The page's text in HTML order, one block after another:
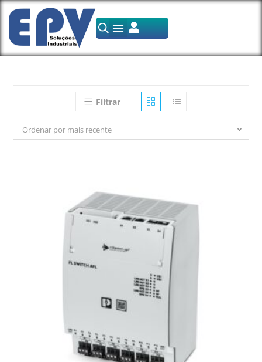
Filtrar
Ordenar por mais recente